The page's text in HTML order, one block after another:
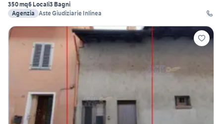
350 mq6 Locali3 Bagni
Agenzia Aste Giudiziarie Inlinea